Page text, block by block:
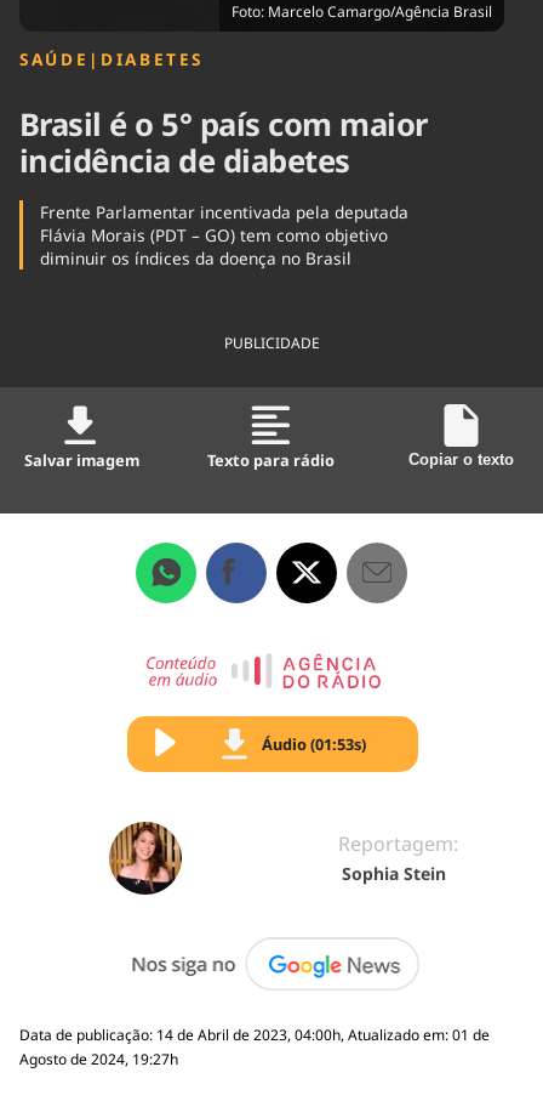
Foto: Marcelo Camargo/Agência Brasil
SAÚDE | DIABETES
Brasil é o 5° país com maior
incidência de diabetes
Frente Parlamentar incentivada pela deputada
Flávia Morais (PDT – GO) tem como objetivo
diminuir os índices da doença no Brasil
PUBLICIDADE
Salvar imagem Texto para rádio Copiar o texto
Áudio (01:53s)
Reportagem:
Sophia Stein
Data de publicação: 14 de Abril de 2023, 04:00h, Atualizado em: 01 de
Agosto de 2024, 19:27h